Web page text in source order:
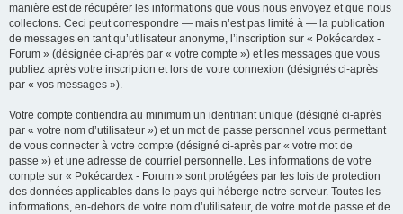
manière est de récupérer les informations que vous nous envoyez et que nous
collectons. Ceci peut correspondre — mais n’est pas limité à — la publication
de messages en tant qu’utilisateur anonyme, l’inscription sur « Pokécardex -
Forum » (désignée ci-après par « votre compte ») et les messages que vous
publiez après votre inscription et lors de votre connexion (désignés ci-après
par « vos messages »).
Votre compte contiendra au minimum un identifiant unique (désigné ci-après
par « votre nom d’utilisateur ») et un mot de passe personnel vous permettant
de vous connecter à votre compte (désigné ci-après par « votre mot de
passe ») et une adresse de courriel personnelle. Les informations de votre
compte sur « Pokécardex - Forum » sont protégées par les lois de protection
des données applicables dans le pays qui héberge notre serveur. Toutes les
informations, en-dehors de votre nom d’utilisateur, de votre mot de passe et de